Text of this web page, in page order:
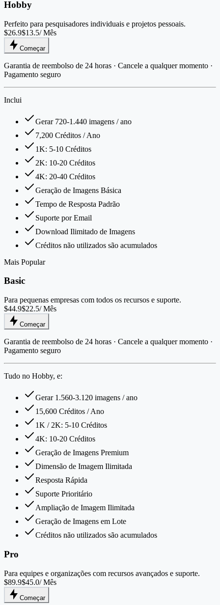
Hobby
Perfeito para pesquisadores individuais e projetos pessoais.
$26.9$13.5/ Mês
Começar
Garantia de reembolso de 24 horas · Cancele a qualquer momento ·
Pagamento seguro
Inclui
Gerar 720-1.440 imagens / ano
7,200 Créditos / Ano
1K: 5-10 Créditos
2K: 10-20 Créditos
4K: 20-40 Créditos
Geração de Imagens Básica
Tempo de Resposta Padrão
Suporte por Email
Download Ilimitado de Imagens
Créditos não utilizados são acumulados
Mais Popular
Basic
Para pequenas empresas com todos os recursos e suporte.
$44.9$22.5/ Mês
Começar
Garantia de reembolso de 24 horas · Cancele a qualquer momento ·
Pagamento seguro
Tudo no Hobby, e:
Gerar 1.560-3.120 imagens / ano
15,600 Créditos / Ano
1K / 2K: 5-10 Créditos
4K: 10-20 Créditos
Geração de Imagens Premium
Dimensão de Imagem Ilimitada
Resposta Rápida
Suporte Prioritário
Ampliação de Imagem Ilimitada
Geração de Imagens em Lote
Créditos não utilizados são acumulados
Pro
Para equipes e organizações com recursos avançados e suporte.
$89.9$45.0/ Mês
Começar